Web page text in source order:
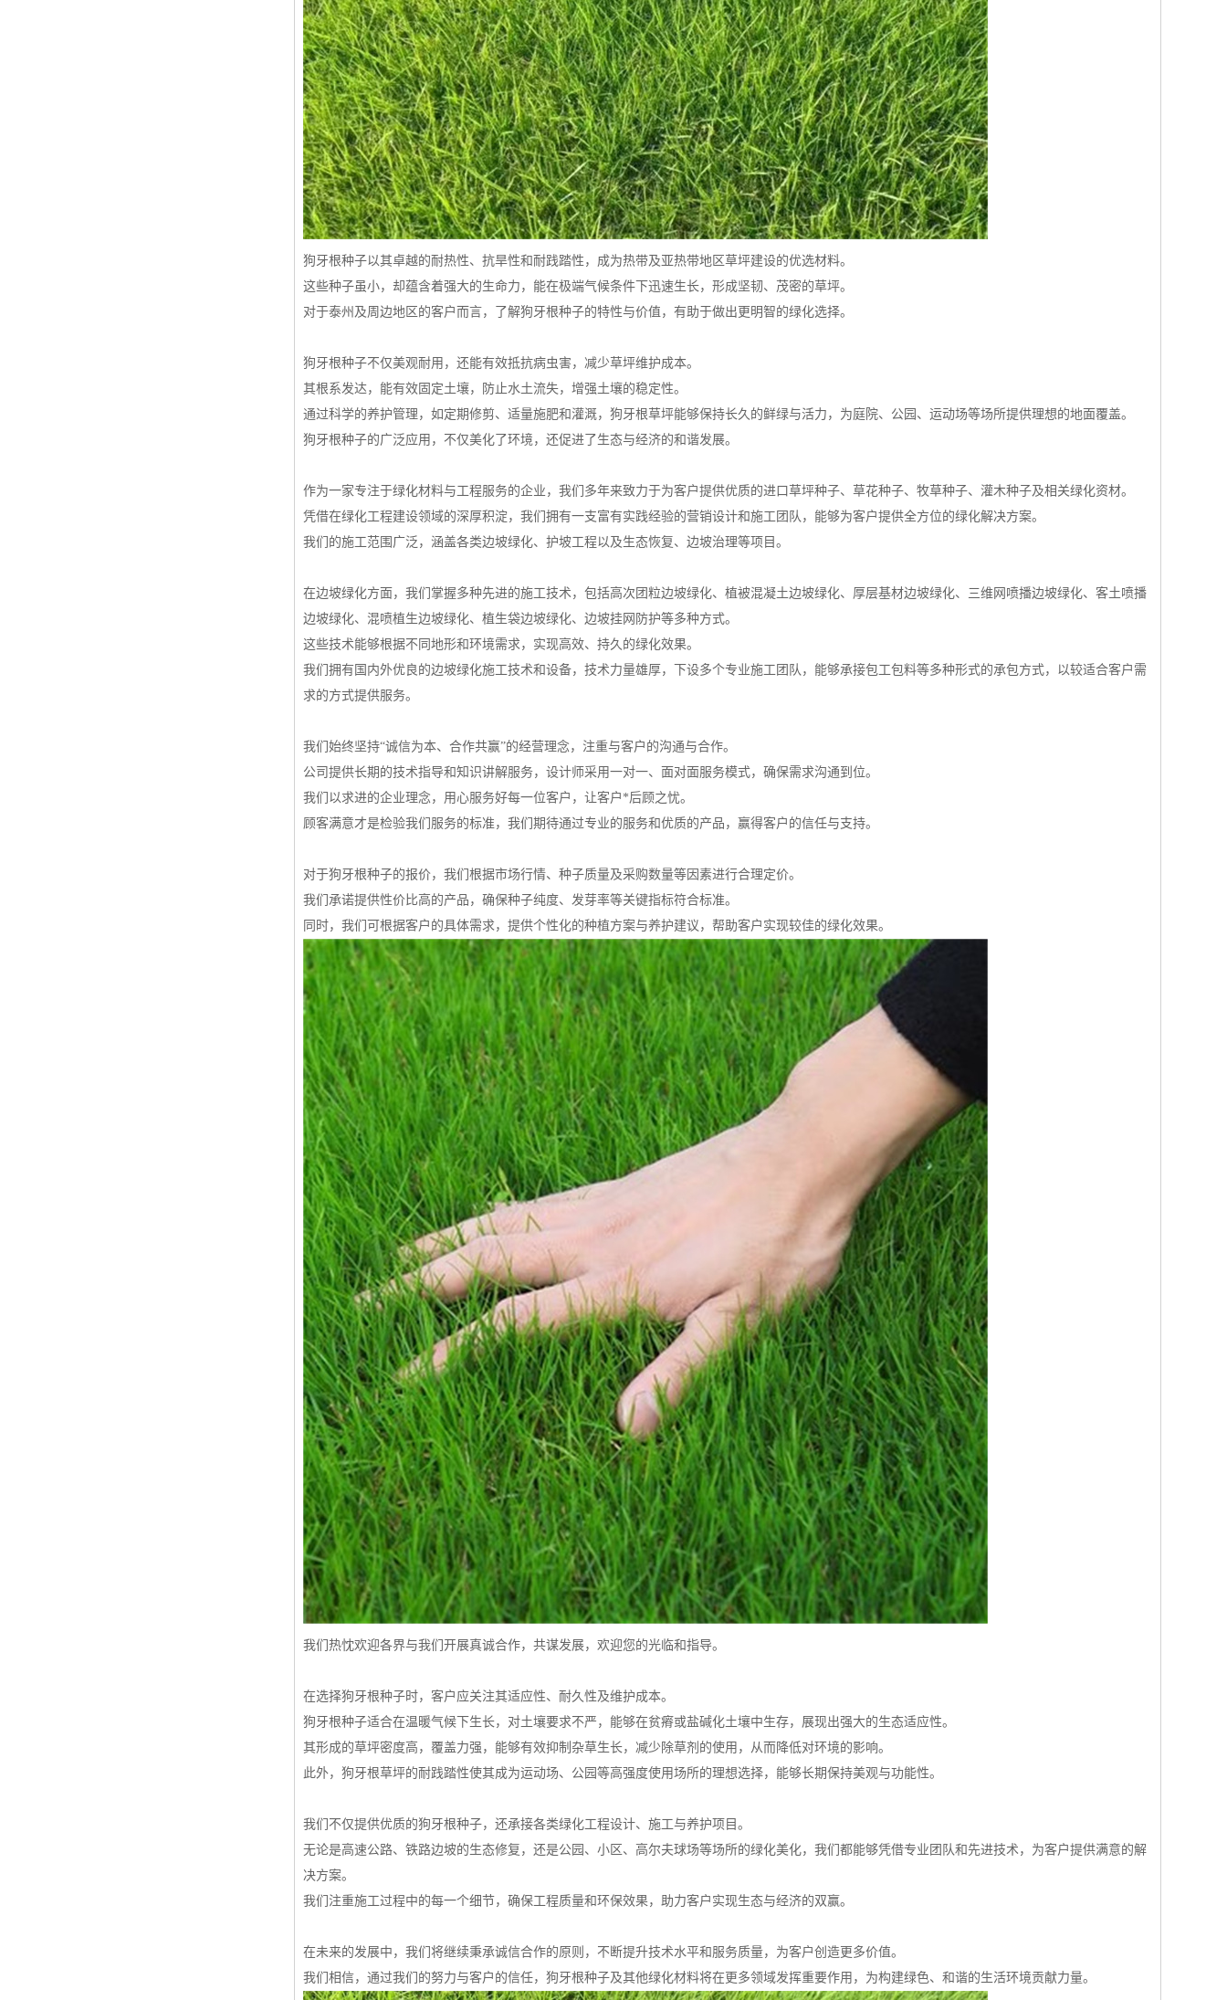
狗牙根种子以其卓越的耐热性、抗旱性和耐践踏性，成为热带及亚热带地区草坪建设的优选材料。
这些种子虽小，却蕴含着强大的生命力，能在极端气候条件下迅速生长，形成坚韧、茂密的草坪。
对于泰州及周边地区的客户而言，了解狗牙根种子的特性与价值，有助于做出更明智的绿化选择。
狗牙根种子不仅美观耐用，还能有效抵抗病虫害，减少草坪维护成本。
其根系发达，能有效固定土壤，防止水土流失，增强土壤的稳定性。
通过科学的养护管理，如定期修剪、适量施肥和灌溉，狗牙根草坪能够保持长久的鲜绿与活力，为庭院、公园、运动场等场所提供理想的地面覆盖。
狗牙根种子的广泛应用，不仅美化了环境，还促进了生态与经济的和谐发展。
作为一家专注于绿化材料与工程服务的企业，我们多年来致力于为客户提供优质的进口草坪种子、草花种子、牧草种子、灌木种子及相关绿化资材。
凭借在绿化工程建设领域的深厚积淀，我们拥有一支富有实践经验的营销设计和施工团队，能够为客户提供全方位的绿化解决方案。
我们的施工范围广泛，涵盖各类边坡绿化、护坡工程以及生态恢复、边坡治理等项目。
在边坡绿化方面，我们掌握多种先进的施工技术，包括高次团粒边坡绿化、植被混凝土边坡绿化、厚层基材边坡绿化、三维网喷播边坡绿化、客土喷播
边坡绿化、混喷植生边坡绿化、植生袋边坡绿化、边坡挂网防护等多种方式。
这些技术能够根据不同地形和环境需求，实现高效、持久的绿化效果。
我们拥有国内外优良的边坡绿化施工技术和设备，技术力量雄厚，下设多个专业施工团队，能够承接包工包料等多种形式的承包方式，以较适合客户需
求的方式提供服务。
我们始终坚持“诚信为本、合作共赢”的经营理念，注重与客户的沟通与合作。
公司提供长期的技术指导和知识讲解服务，设计师采用一对一、面对面服务模式，确保需求沟通到位。
我们以求进的企业理念，用心服务好每一位客户，让客户*后顾之忧。
顾客满意才是检验我们服务的标准，我们期待通过专业的服务和优质的产品，赢得客户的信任与支持。
对于狗牙根种子的报价，我们根据市场行情、种子质量及采购数量等因素进行合理定价。
我们承诺提供性价比高的产品，确保种子纯度、发芽率等关键指标符合标准。
同时，我们可根据客户的具体需求，提供个性化的种植方案与养护建议，帮助客户实现较佳的绿化效果。
我们热忱欢迎各界与我们开展真诚合作，共谋发展，欢迎您的光临和指导。
在选择狗牙根种子时，客户应关注其适应性、耐久性及维护成本。
狗牙根种子适合在温暖气候下生长，对土壤要求不严，能够在贫瘠或盐碱化土壤中生存，展现出强大的生态适应性。
其形成的草坪密度高，覆盖力强，能够有效抑制杂草生长，减少除草剂的使用，从而降低对环境的影响。
此外，狗牙根草坪的耐践踏性使其成为运动场、公园等高强度使用场所的理想选择，能够长期保持美观与功能性。
我们不仅提供优质的狗牙根种子，还承接各类绿化工程设计、施工与养护项目。
无论是高速公路、铁路边坡的生态修复，还是公园、小区、高尔夫球场等场所的绿化美化，我们都能够凭借专业团队和先进技术，为客户提供满意的解
决方案。
我们注重施工过程中的每一个细节，确保工程质量和环保效果，助力客户实现生态与经济的双赢。
在未来的发展中，我们将继续秉承诚信合作的原则，不断提升技术水平和服务质量，为客户创造更多价值。
我们相信，通过我们的努力与客户的信任，狗牙根种子及其他绿化材料将在更多领域发挥重要作用，为构建绿色、和谐的生活环境贡献力量。